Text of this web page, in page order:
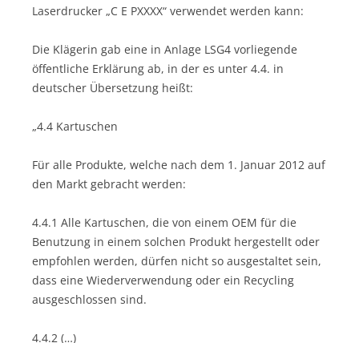
Laserdrucker „C E PXXXX“ verwendet werden kann:
Die Klägerin gab eine in Anlage LSG4 vorliegende
öffentliche Erklärung ab, in der es unter 4.4. in
deutscher Übersetzung heißt:
„4.4 Kartuschen
Für alle Produkte, welche nach dem 1. Januar 2012 auf
den Markt gebracht werden:
4.4.1 Alle Kartuschen, die von einem OEM für die
Benutzung in einem solchen Produkt hergestellt oder
empfohlen werden, dürfen nicht so ausgestaltet sein,
dass eine Wiederverwendung oder ein Recycling
ausgeschlossen sind.
4.4.2 (…)